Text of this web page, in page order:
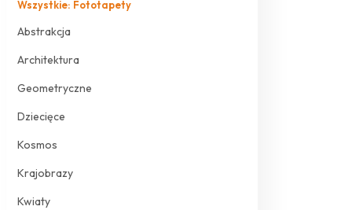
Wszystkie: Fototapety
Abstrakcja
Architektura
Geometryczne
Dziecięce
Kosmos
Krajobrazy
Kwiaty